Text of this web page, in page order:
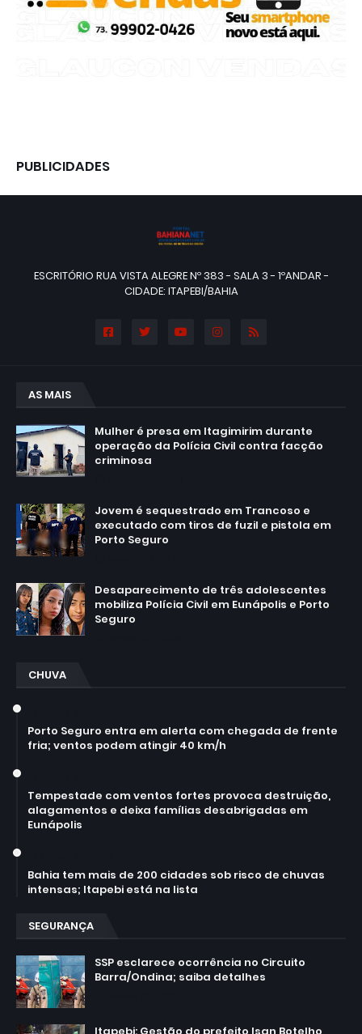
PUBLICIDADES
ESCRITÓRIO RUA VISTA ALEGRE Nº 383 - SALA 3 - 1ºANDAR -
CIDADE: ITAPEBI/BAHIA
AS MAIS
Mulher é presa em Itagimirim durante
operação da Polícia Civil contra facção
criminosa
Jovem é sequestrado em Trancoso e
executado com tiros de fuzil e pistola em
Porto Seguro
Desaparecimento de três adolescentes
mobiliza Polícia Civil em Eunápolis e Porto
Seguro
CHUVA
Porto Seguro entra em alerta com chegada de frente
fria; ventos podem atingir 40 km/h
Tempestade com ventos fortes provoca destruição,
alagamentos e deixa famílias desabrigadas em
Eunápolis
Bahia tem mais de 200 cidades sob risco de chuvas
intensas; Itapebi está na lista
SEGURANÇA
SSP esclarece ocorrência no Circuito
Barra/Ondina; saiba detalhes